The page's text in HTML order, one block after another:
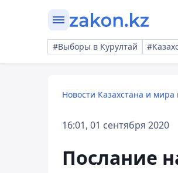
#Выборы в Курултай
Новости Казахстана и мира
16:01, 01 сентября 2020
Послание